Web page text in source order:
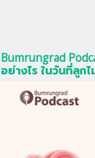
Bumrungrad
อย่างไร ในวันที่ลูก